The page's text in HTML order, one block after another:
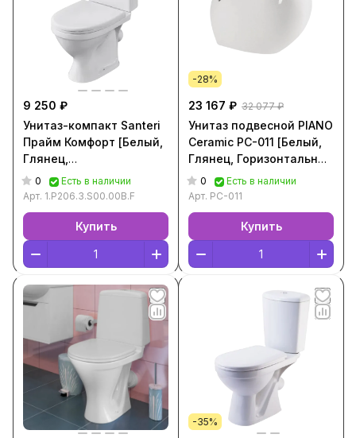
9 250 ₽
Унитаз-компакт Santeri
Прайм Комфорт [Белый,
Глянец,
1.P206.3.S00.00B.F]
0
Есть в наличии
Арт. 1.P206.3.S00.00B.F
Купить
-28%
23 167 ₽ 32 077 ₽
Унитаз подвесной PIANO
Ceramic РС-011 [Белый,
Глянец, Горизонтальный
выпуск, РС-011]
0
Есть в наличии
Арт. РС-011
Купить
-35%